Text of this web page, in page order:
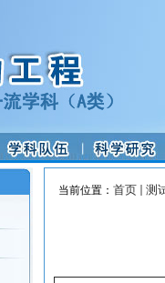
当前位置： 首页 测